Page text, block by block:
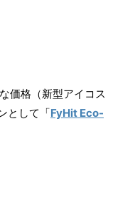
価格（新型アイコス
として「FyHit Eco-